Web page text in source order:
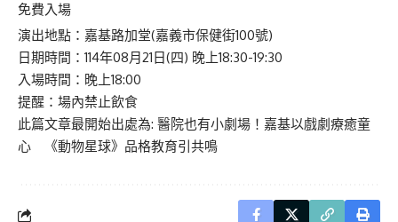
免費入場
演出地點：嘉基路加堂(嘉義市保健街100號)
日期時間：114年08月21日(四) 晚上18:30-19:30
入場時間：晚上18:00
提醒：場內禁止飲食
此篇文章最開始出處為: 醫院也有小劇場！嘉基以戲劇療癒童
心 《動物星球》品格教育引共鳴